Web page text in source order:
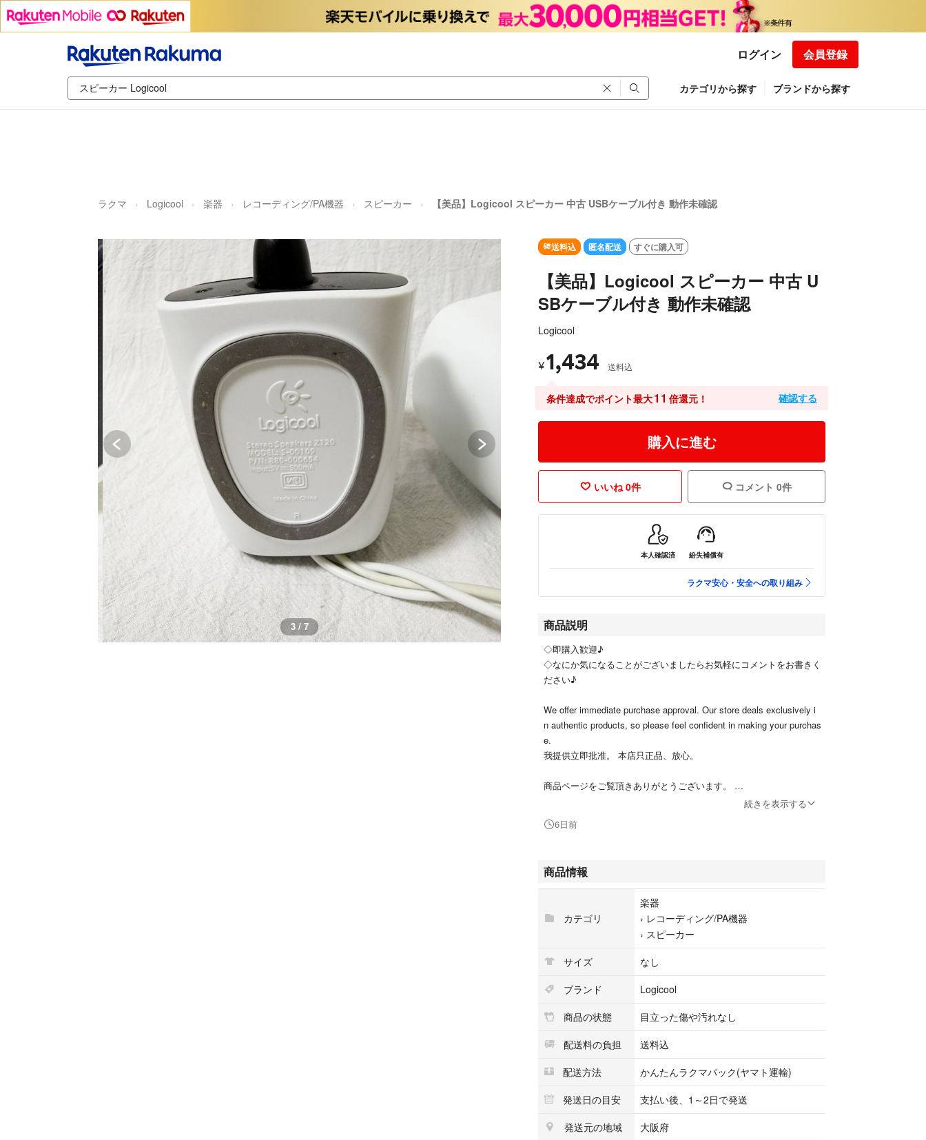
ログイン 会員登録
カテゴリから探す ブランドから探す
ラクマ Logicool 楽器 レコーディング/PA機器 スピーカー 【美品】Logicool スピーカー 中古 USBケーブル付き 動作未確認
3 / 7
送料込 匿名配送 すぐに購入可
【美品】Logicool スピーカー 中古 U
SBケーブル付き 動作未確認
Logicool
¥1,434 送料込
条件達成でポイント最大11 倍還元！ 確認する
購入に進む
いいね 0件 コメント 0件
本人確認済 紛失補償有
ラクマ安心・安全への取り組み
商品説明
◇即購入歓迎♪
◇なにか気になることがございましたらお気軽にコメントをお書きく
ださい♪
We offer immediate purchase approval. Our store deals exclusively i
n authentic products, so please feel confident in making your purchas
e.
我提供立即批准。 本店只正品、放心。
商品ページをご覧頂きありがとうございます。
【付属品】ケーブル
【商品状態】
状態は写真の通りです。
【管理番号】KA-000028
【その他情報】
☆梱包と発送に関しまして プチプチなどの緩衝剤で水濡れ対策をして
から型崩れ対策を行い発送させていただきます。
もちろん中の商品に傷がつく可能性があるような雑な梱包は絶対にい
たしませんのでご安心ください。
☆こちらの商品はUSED品ですので新品や未使用品をお求めの方はご
遠慮ください。
続きを表示する
6日前
商品情報
カテゴリ
楽器
› レコーディング/PA機器
› スピーカー
サイズ
なし
ブランド
Logicool
商品の状態
目立った傷や汚れなし
配送料の負担
送料込
配送方法
かんたんラクマパック(ヤマト運輸)
発送日の目安
支払い後、1～2日で発送
発送元の地域
大阪府